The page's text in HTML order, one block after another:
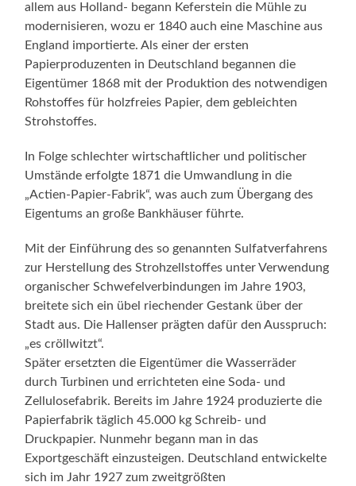
allem aus Holland- begann Keferstein die Mühle zu
modernisieren, wozu er 1840 auch eine Maschine aus
England importierte. Als einer der ersten
Papierproduzenten in Deutschland begannen die
Eigentümer 1868 mit der Produktion des notwendigen
Rohstoffes für holzfreies Papier, dem gebleichten
Strohstoffes.
In Folge schlechter wirtschaftlicher und politischer
Umstände erfolgte 1871 die Umwandlung in die
„Actien-Papier-Fabrik“, was auch zum Übergang des
Eigentums an große Bankhäuser führte.
Mit der Einführung des so genannten Sulfatverfahrens
zur Herstellung des Strohzellstoffes unter Verwendung
organischer Schwefelverbindungen im Jahre 1903,
breitete sich ein übel riechender Gestank über der
Stadt aus. Die Hallenser prägten dafür den Ausspruch:
„es cröllwitzt“.
Später ersetzten die Eigentümer die Wasserräder
durch Turbinen und errichteten eine Soda- und
Zellulosefabrik. Bereits im Jahre 1924 produzierte die
Papierfabrik täglich 45.000 kg Schreib- und
Druckpapier. Nunmehr begann man in das
Exportgeschäft einzusteigen. Deutschland entwickelte
sich im Jahr 1927 zum zweitgrößten